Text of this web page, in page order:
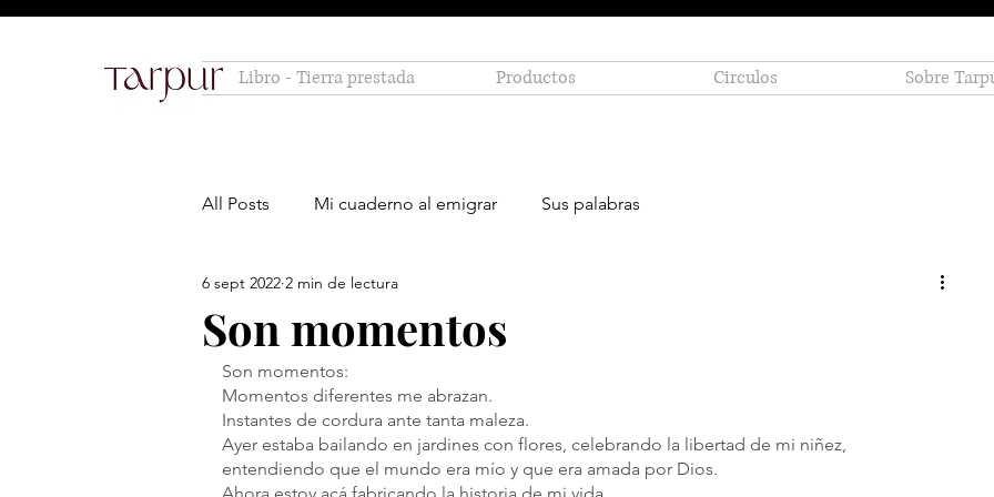
Libro - Tierra prestada Productos Circulos Sobre
All Posts Mi cuaderno al emigrar Sus palabras
Son momentos
6 sept 2022 2 min de lectura
Son momentos:
Momentos diferentes me abrazan.
Instantes de cordura ante tanta maleza.
Ayer estaba bailando en jardines con flores, celebrando la libertad de mi niñez,
entendiendo que el mundo era mío y que era amada por Dios.